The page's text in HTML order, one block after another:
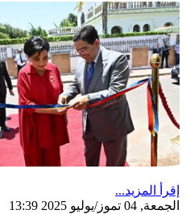
إقرأ المزيد...
الجمعة, 04 تموز/يوليو 2025 13:39